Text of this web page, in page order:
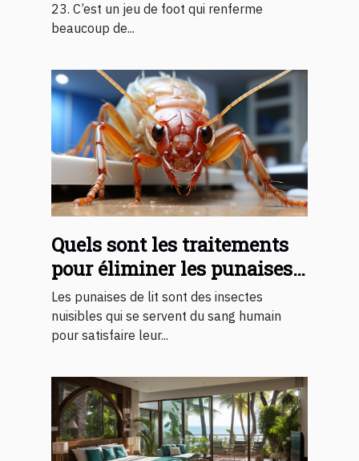
23. C’est un jeu de foot qui renferme
beaucoup de...
Quels sont les traitements
pour éliminer les punaises
de lit ?
Les punaises de lit sont des insectes
nuisibles qui se servent du sang humain
pour satisfaire leur...